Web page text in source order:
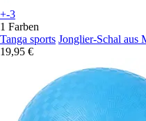
+-3
1 Farben
Tanga sports Jonglier-Schal aus
19,95 €